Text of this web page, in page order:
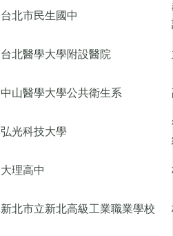
台北市民生國中
台北醫學大學附設醫院
中山醫學大學公共衛生系
弘光科技大學
大理高中
新北市立新北高級工業職業學校